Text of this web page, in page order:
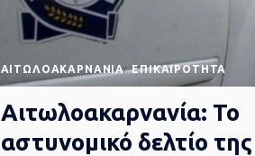
AΙΤΩΛΟΑΚΑΡΝΑΝΊΑ EΠΙΚΑΙΡΌΤΗΤΑ
Αιτωλοακαρνανία: Το
αστυνομικό δελτίο της